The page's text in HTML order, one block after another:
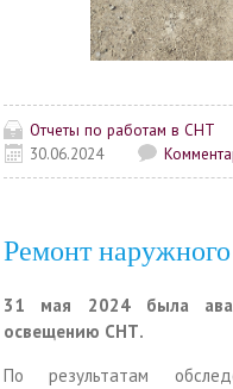
Отчеты по работам в СНТ
30.06.2024
Ремонт
31 мая 2024 была
освещению СНТ.
По результатам